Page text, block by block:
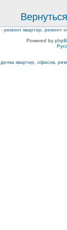
- ремонт квартир, ремонт
Powered by